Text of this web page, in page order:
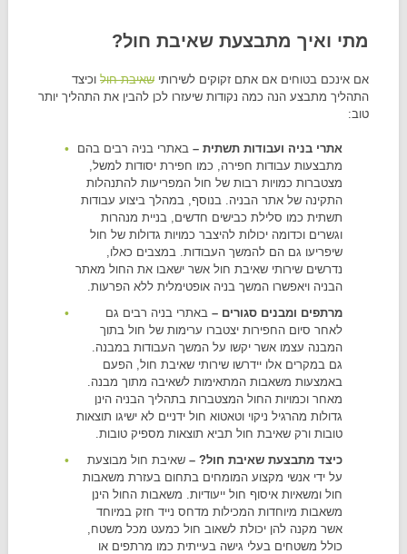
מתי ואיך מתבצעת שאיבת חול?
אם אינכם בטוחים אם אתם זקוקים לשירותי שאיבת חולוכיצד
התהליך מתבצע הנה כמה נקודות שיעזרו לכן להבין את התהליך יותר
טוב:
אתרי בניה ועבודות תשתית – באתרי בניה רבים בהם
מתבצעות עבודות חפירה, כמו חפירת יסודות למשל,
מצטברות כמויות רבות של חול המפריעות להתנהלות
התקינה של אתר הבניה. בנוסף, במהלך ביצוע עבודות
תשתית כמו סלילת כבישים חדשים, בניית מנהרות
וגשרים וכדומה יכולות להיצבר כמויות גדולות של חול
שיפריעו גם הם להמשך העבודות. במצבים כאלו,
נדרשים שירותי שאיבת חול אשר ישאבו את החול מאתר
הבניה ויאפשרו המשך בניה אופטימלית ללא הפרעות.
מרתפים ומבנים סגורים –באתרי בניה רבים גם
לאחר סיום החפירות יצטברו ערימות של חול בתוך
המבנה עצמו אשר יקשו על המשך העבודות במבנה.
גם במקרים אלו יידרשו שירותי שאיבת חול, הפעם
באמצעות משאבות המתאימות לשאיבה מתוך מבנה.
מאחר וכמויות החול המצטברות בתהליך הבניה הינן
גדולות מהרגיל ניקוי וטאטוא חול ידניים לא ישיגו תוצאות
טובות ורק שאיבת חול תביא תוצאות מספיק טובות.
כיצד מתבצעת שאיבת חול? – שאיבת חול מבוצעת
על ידי אנשי מקצוע המומחים בתחום בעזרת משאבות
חול ומשאיות איסוף חול ייעודיות. משאבות החול הינן
משאבות מיוחדות המכילות מדחס נייד חזק במיוחד
אשר מקנה להן יכולת לשאוב חול כמעט מכל משטח,
כולל משטחים בעלי גישה בעייתית כמו מרתפים או